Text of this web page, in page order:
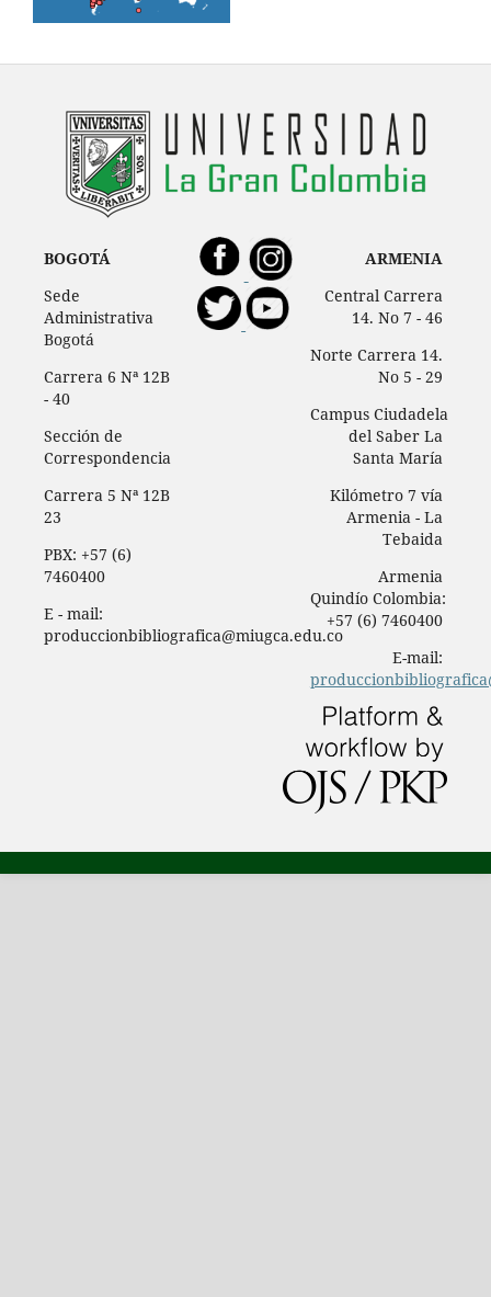
BOGOTÁ
Sede
Administrativa
Bogotá
Carrera 6 Nª 12B
- 40
Sección de
Correspondencia
Carrera 5 Nª 12B
23
PBX: +57 (6)
7460400
E - mail:
produccionbibliografica@miugca.edu.co
ARMENIA
Central Carrera
14. No 7 - 46
Norte Carrera 14.
No 5 - 29
Campus Ciudadela
del Saber La
Santa María
Kilómetro 7 vía
Armenia - La
Tebaida
Armenia
Quindío Colombia:
+57 (6) 7460400
E-mail: